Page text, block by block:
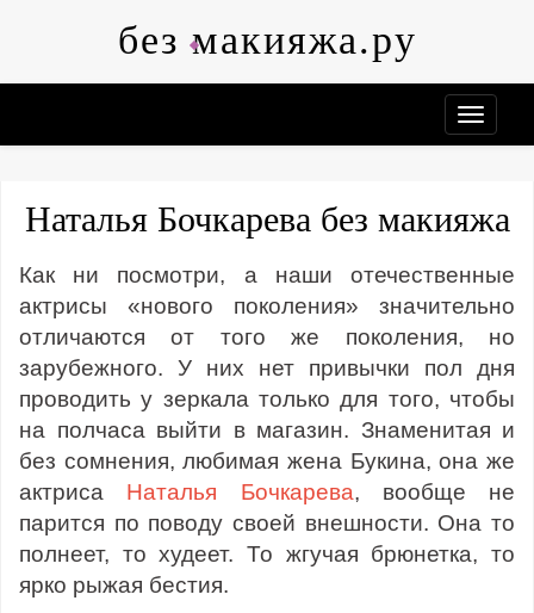
без макияжа.ру
Наталья Бочкарева без макияжа
Как ни посмотри, а наши отечественные
актрисы «нового поколения» значительно
отличаются от того же поколения, но
зарубежного. У них нет привычки пол дня
проводить у зеркала только для того, чтобы
на полчаса выйти в магазин. Знаменитая и
без сомнения, любимая жена Букина, она же
актриса Наталья Бочкарева, вообще не
парится по поводу своей внешности. Она то
полнеет, то худеет. То жгучая брюнетка, то
ярко рыжая бестия.